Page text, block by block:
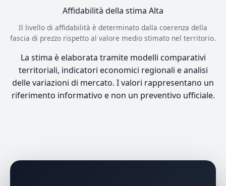
Affidabilità della stima Alta
Il livello di affidabilità è determinato dalla coerenza della
fascia di prezzo rispetto al valore medio stimato nel territorio.
La stima è elaborata tramite modelli comparativi
territoriali, indicatori economici regionali e analisi
delle variazioni di mercato. I valori rappresentano un
riferimento informativo e non un preventivo ufficiale.